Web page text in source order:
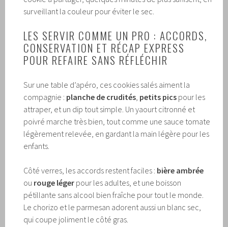
surveillant la couleur pour éviter le sec.
LES SERVIR COMME UN PRO : ACCORDS,
CONSERVATION ET RÉCAP EXPRESS
POUR REFAIRE SANS RÉFLÉCHIR
Sur une table d’apéro, ces cookies salés aiment la
compagnie : planche de crudités, petits pics pour les
attraper, et un dip tout simple. Un yaourt citronné et
poivré marche très bien, tout comme une sauce tomate
légèrement relevée, en gardant la main légère pour les
enfants.
Côté verres, les accords restent faciles : bière ambrée
ou rouge léger pour les adultes, et une boisson
pétillante sans alcool bien fraîche pour tout le monde.
Le chorizo et le parmesan adorent aussi un blanc sec,
qui coupe joliment le côté gras.